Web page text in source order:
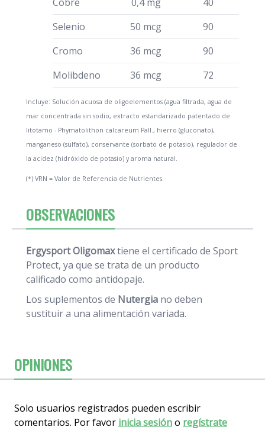
Selenio
50 mcg
90
Cromo
36 mcg
90
Molibdeno
36 mcg 72
Incluye: Solución acuosa de oligoelementos (agua filtrada, agua de
mar concentrada sin sodio, extracto estandarizado patentado de
litotamo - Phymatolithon calcareum Pall., hierro (gluconato),
manganeso (sulfato), conservante (sorbato de potasio), regulador de
la acidez (hidróxido de potasio) y aroma natural.
(*) VRN = Valor de Referencia de Nutrientes.
OBSERVACIONES
Ergysport Oligomaxtiene el certificado de Sport
Protect, ya que se trata de un producto
calificado como antidopaje.
Los suplementos de Nutergia no deben
sustituir a una alimentación variada.
OPINIONES
Solo usuarios registrados pueden escribir
comentarios. Por favor inicia sesióno regístrate